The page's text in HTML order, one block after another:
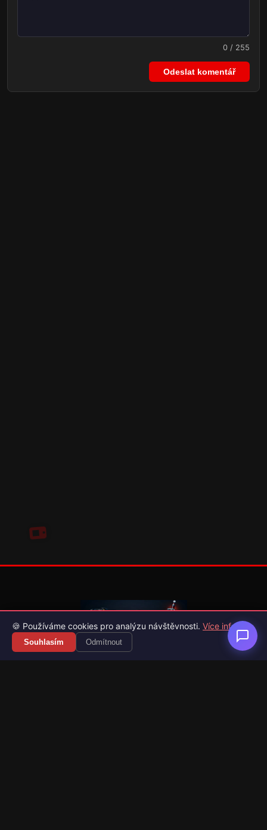
0 / 255
Odeslat komentář
Váš průvodce světem videoher. Novinky, recenze a česko-
slovenské překlady her.
🍪 Používáme cookies pro analýzu návštěvnosti. Více info
Souhlasím Odmítnout